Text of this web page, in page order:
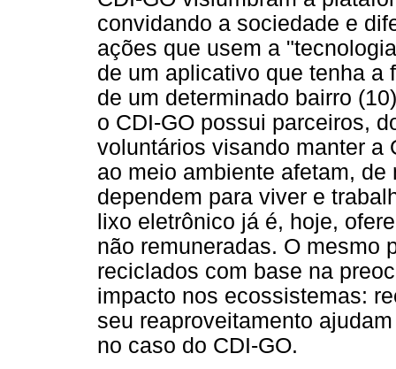
convidando a sociedade e
ações que usem a
de um aplicativo que tenha a
de um determinado bairro
o CDI-GO possui parceiros,
voluntários visando manter a
ao meio ambiente afetam,
dependem para viver e
lixo eletrônico já é, hoje,
não remuneradas. O mesmo
reciclados com base na
impacto nos ecossistemas:
seu reaproveitamento
no caso do CDI-GO.